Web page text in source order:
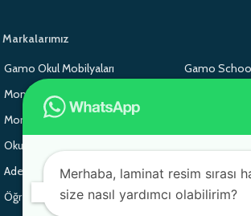
Markalarımız
Gamo Okul Mobilyaları
Gamo
Monoblok Sandalye
Monoblok Sandalye
Okul Sırası
Adem Koç Plastik
Adem Koç
Öğrenci Sırası
Merhaba, laminat resim sırası
size nasıl yardımcı olabilirim?